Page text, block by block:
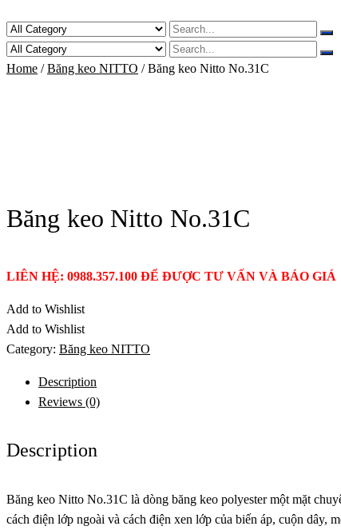
Home /Băng keo NITTO / Băng keo Nitto No.31C
Băng keo Nitto No.31C
LIÊN HỆ: 0988.357.100 ĐỂ ĐƯỢC TƯ VẤN VÀ BÁO GIÁ
Add to Wishlist
Add to Wishlist
Category: Băng keo NITTO
Description
Reviews (0)
Description
Băng keo Nitto No.31C là dòng băng keo polyester một mặt
cách điện lớp ngoài và cách điện xen lớp của biến áp, cuộn dây,